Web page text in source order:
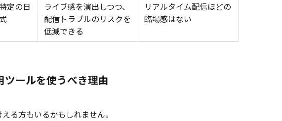
定の日
ライブ感を演出しつつ、
配信トラブルのリスクを
低減できる
リアルタイム配信ほどの
臨場感はない
ールを使うべき理由
る方もいるかもしれません。